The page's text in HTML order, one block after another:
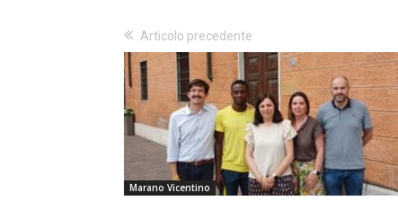
Articolo precedente
Marano Vicentino